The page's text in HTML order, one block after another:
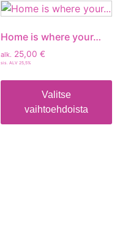
Home is where your…
alk. 25,00 €
sis. ALV 25,5%
Valitse
vaihtoehdoista